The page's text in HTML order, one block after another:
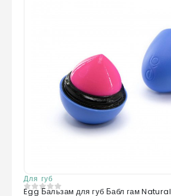
Для губ
Egg Бальзам для губ Бабл гам Natural